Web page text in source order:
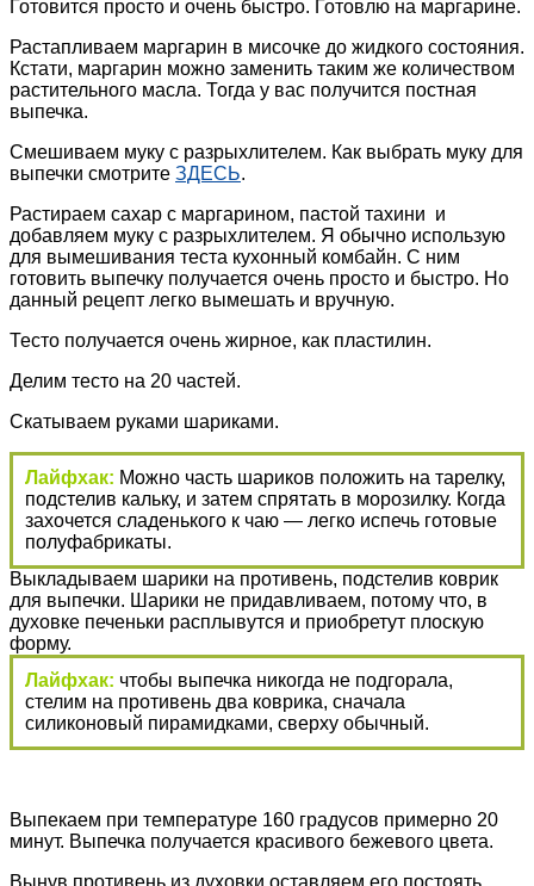
Готовится просто и очень быстро. Готовлю на маргарине.
Растапливаем маргарин в мисочке до жидкого состояния.
Кстати, маргарин можно заменить таким же количеством
растительного масла. Тогда у вас получится постная
выпечка.
Смешиваем муку с разрыхлителем. Как выбрать муку для
выпечки смотрите ЗДЕСЬ.
Растираем сахар с маргарином, пастой тахини и
добавляем муку с разрыхлителем. Я обычно использую
для вымешивания теста кухонный комбайн. С ним
готовить выпечку получается очень просто и быстро. Но
данный рецепт легко вымешать и вручную.
Тесто получается очень жирное, как пластилин.
Делим тесто на 20 частей.
Скатываем руками шариками.
Лайфхак: Можно часть шариков положить на тарелку,
подстелив кальку, и затем спрятать в морозилку. Когда
захочется сладенького к чаю — легко испечь готовые
полуфабрикаты.
Выкладываем шарики на противень, подстелив коврик
для выпечки. Шарики не придавливаем, потому что, в
духовке печеньки расплывутся и приобретут плоскую
форму.
Лайфхак: чтобы выпечка никогда не подгорала,
стелим на противень два коврика, сначала
силиконовый пирамидками, сверху обычный.
Выпекаем при температуре 160 градусов примерно 20
минут. Выпечка получается красивого бежевого цвета.